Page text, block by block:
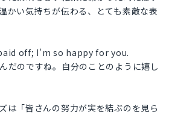
かい気持ちが伝わる、とても素敵な表
off; I'm so happy for you.
だのですね。自分のことのように嬉し
は「皆さんの努力が実を結ぶのを見ら